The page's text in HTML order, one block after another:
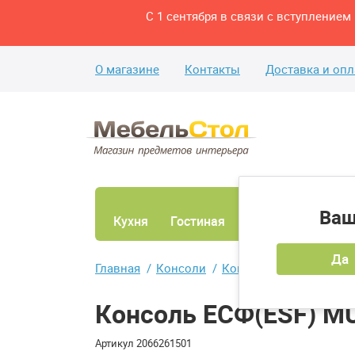
С 1 сентября в связи с
О магазине Контакты Доставка и
Да
Кухня Гостиная
Главная Консоли Консоль ЕСФ(ESF)
Консоль ЕСФ(ESF)
Артикул 2066261501